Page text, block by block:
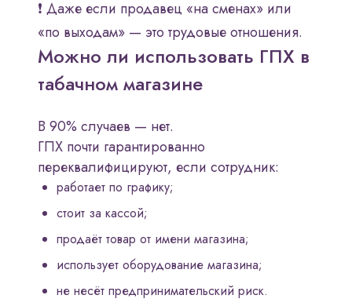
❗ Даже если продавец «на сменах» или
«по выходам» — это трудовые отношения.
Можно ли использовать ГПХ в
табачном магазине
В 90% случаев — нет.
ГПХ почти гарантированно
переквалифицируют, если сотрудник:
работает по графику;
стоит за кассой;
продаёт товар от имени магазина;
использует оборудование магазина;
не несёт предпринимательский риск.